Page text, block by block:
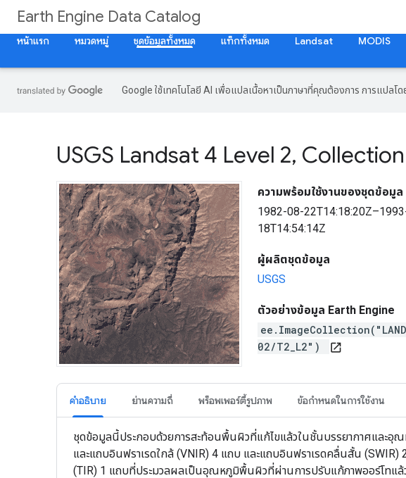
Earth Engine Data Catalog
หน้าแรก
หมวดหมู่ ชุดข้อมูลทั้งหมด แท็กทั้งหมด Landsat MODIS
Google ใช้เทคโนโลยี AI เพื่อแปลเนื้อหาเป็นภาษาที่คุณต้องการ การแปลโ
USGS Landsat 4 Level 2,
ความพร้อมใช้งานของชุดข้อมูล
1982-08-
18T14:54:14Z
ผู้ผลิตชุดข้อมูล
USGS
ตัวอย่างข้อมูล Earth Engine
02/T2_L2")
open_in_new
คำอธิบาย ย่านความถี่ พร็อพเพอร์ตี้รูปภาพ ข้อกำหนดในการใช้งาน
ชุดข้อมูลนี้ประกอบด้วยการสะท้อนพื้นผิวที่แก้ไขแล้วในชั้นบรรยากาศและอุ
และแถบอินฟราเรดใกล้ (VNIR) 4 แถบ และแถบอินฟราเรดคลื่นสั้น
(TIR) 1 แถบที่ประมวลผลเป็นอุณหภูมิพื้นผิวที่ผ่านการปรับแก้ภาพออร์โทแ